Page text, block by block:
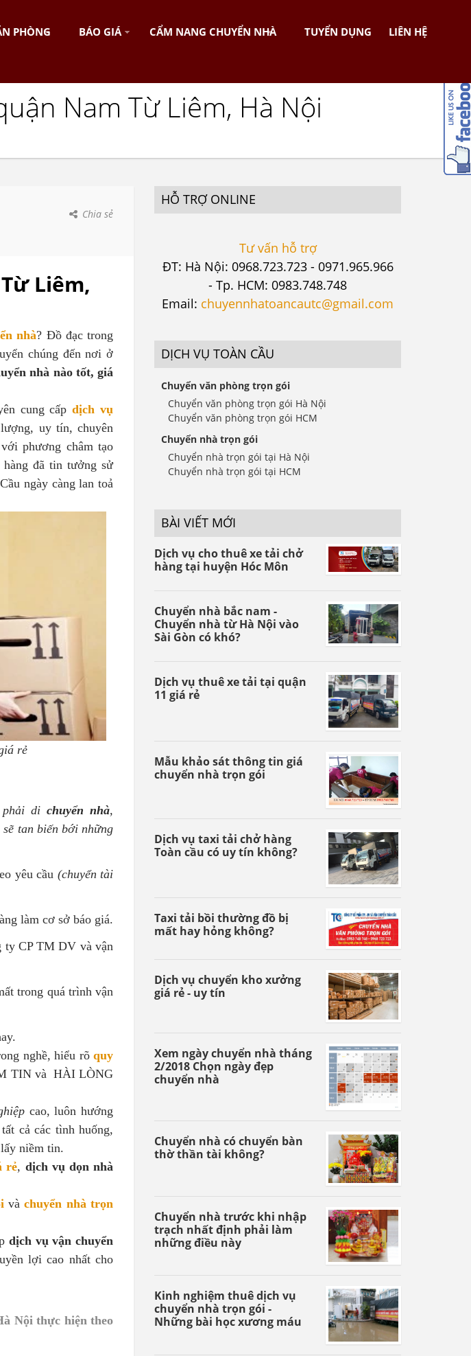
PHÒNG BÁO GIÁ CẨM NANG CHUYỂN NHÀ TUYỂN DỤNG LIÊN HỆ
Nam Từ Liêm, Hà Nội
Chia sẻ
Liêm,
nhà? Đồ đạc trong
chúng đến nơi ở
nhà nào tốt, giá
cung cấpdịch vụ
uy tín, chuyên
phương châm tạo
đã tin tưởng sử
ngày càng lan toả
rẻ
di chuyển nhà,
tan biến bới những
yêu cầu (chuyển tài
làm cơ sở báo giá.
ty CP TM DV và vận
trong quá trình vận
nghề, hiểu rõ quy
TIN và HÀI LÒNG
cao, luôn hướng
cả các tình huống,
niềm tin.
rẻ, dịch vụ dọn nhà
vàchuyển nhà trọn
dịch vụ vận chuyển
lợi cao nhất cho
Nội thực hiện theo
HỖ TRỢ ONLINE
Tư vấn hỗ trợ
ĐT: Hà Nội: 0968.723.723 - 0971.965.966
- Tp. HCM: 0983.748.748
Email: chuyennhatoancautc@gmail.com
DỊCH VỤ TOÀN CẦU
Chuyển văn phòng trọn gói
Chuyển văn phòng trọn gói Hà Nội
Chuyển văn phòng trọn gói HCM
Chuyển nhà trọn gói
Chuyển nhà trọn gói tại Hà Nội
Chuyển nhà trọn gói tại HCM
BÀI VIẾT MỚI
Dịch vụ cho thuê xe tải chở
hàng tại huyện Hóc Môn
Chuyển nhà bắc nam -
Chuyển nhà từ Hà Nội vào
Sài Gòn có khó?
Dịch vụ thuê xe tải tại quận
11 giá rẻ
Mẫu khảo sát thông tin giá
chuyển nhà trọn gói
Dịch vụ taxi tải chở hàng
Toàn cầu có uy tín không?
Taxi tải bồi thường đồ bị
mất hay hỏng không?
Dịch vụ chuyển kho xưởng
giá rẻ - uy tín
Xem ngày chuyển nhà tháng
2/2018 Chọn ngày đẹp
chuyển nhà
Chuyển nhà có chuyển bàn
thờ thần tài không?
Chuyển nhà trước khi nhập
trạch nhất định phải làm
những điều này
Kinh nghiệm thuê dịch vụ
chuyển nhà trọn gói -
Những bài học xương máu